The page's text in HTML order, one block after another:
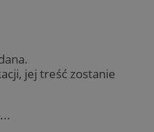
jej treść zostanie